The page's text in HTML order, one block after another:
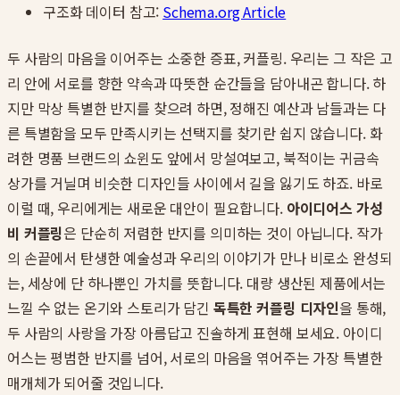
구조화 데이터 참고: Schema.org Article
두 사람의 마음을 이어주는 소중한 증표, 커플링. 우리는 그 작은 고
리 안에 서로를 향한 약속과 따뜻한 순간들을 담아내곤 합니다. 하
지만 막상 특별한 반지를 찾으려 하면, 정해진 예산과 남들과는 다
른 특별함을 모두 만족시키는 선택지를 찾기란 쉽지 않습니다. 화
려한 명품 브랜드의 쇼윈도 앞에서 망설여보고, 북적이는 귀금속
상가를 거닐며 비슷한 디자인들 사이에서 길을 잃기도 하죠. 바로
이럴 때, 우리에게는 새로운 대안이 필요합니다. 아이디어스 가성
비 커플링은 단순히 저렴한 반지를 의미하는 것이 아닙니다. 작가
의 손끝에서 탄생한 예술성과 우리의 이야기가 만나 비로소 완성되
는, 세상에 단 하나뿐인 가치를 뜻합니다. 대량 생산된 제품에서는
느낄 수 없는 온기와 스토리가 담긴 독특한 커플링 디자인을 통해,
두 사람의 사랑을 가장 아름답고 진솔하게 표현해 보세요. 아이디
어스는 평범한 반지를 넘어, 서로의 마음을 엮어주는 가장 특별한
매개체가 되어줄 것입니다.